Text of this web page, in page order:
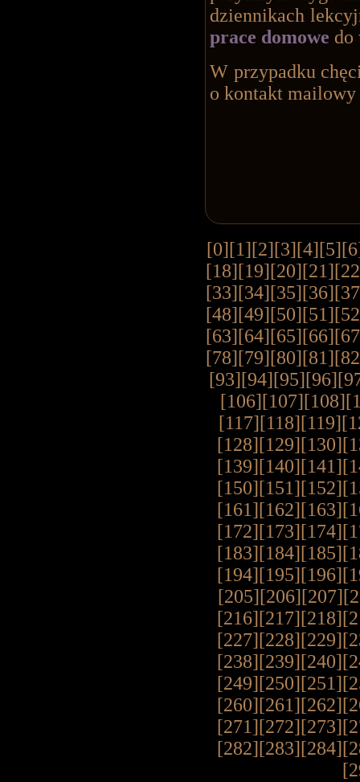
dziennikach
prace domowe do
W przypadku
o kontakt mailowy
[0] [1] [2] [3] [4] [5]
[18] [19] [20] [21]
[33] [34] [35] [36]
[48] [49] [50] [51]
[63] [64] [65] [66]
[78] [79] [80] [81]
[93] [94] [95] [96]
[106] [107] [108]
[117] [118] [119]
[128] [129] [130]
[139] [140] [141]
[150] [151] [152]
[161] [162] [163]
[172] [173] [174]
[183] [184] [185]
[194] [195] [196]
[205] [206] [207]
[216] [217] [218]
[227] [228] [229]
[238] [239] [240]
[249] [250] [251]
[260] [261] [262]
[271] [272] [273]
[282] [283] [284]